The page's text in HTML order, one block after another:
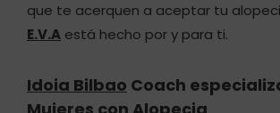
que te acerquen a aceptar tu
E.V.A está hecho por y para ti.
Idoia Bilbao Coach